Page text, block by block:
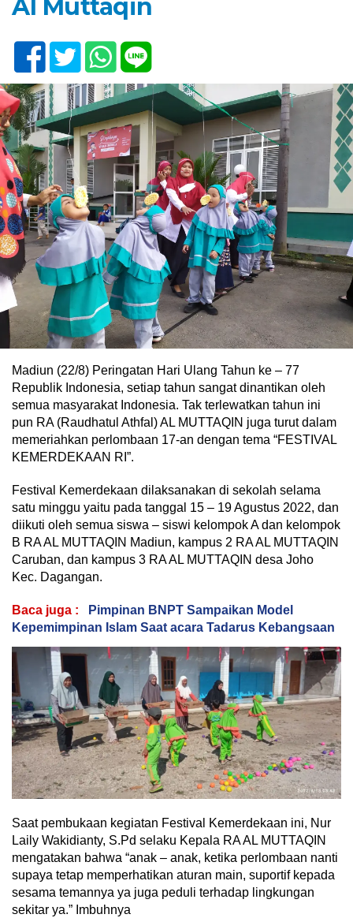
Al Muttaqin
Madiun (22/8) Peringatan Hari Ulang Tahun ke – 77
Republik Indonesia, setiap tahun sangat dinantikan oleh
semua masyarakat Indonesia. Tak terlewatkan tahun ini
pun RA (Raudhatul Athfal) AL MUTTAQIN juga turut dalam
memeriahkan perlombaan 17-an dengan tema “FESTIVAL
KEMERDEKAAN RI”.
Festival Kemerdekaan dilaksanakan di sekolah selama
satu minggu yaitu pada tanggal 15 – 19 Agustus 2022, dan
diikuti oleh semua siswa – siswi kelompok A dan kelompok
B RA AL MUTTAQIN Madiun, kampus 2 RA AL MUTTAQIN
Caruban, dan kampus 3 RA AL MUTTAQIN desa Joho
Kec. Dagangan.
Baca juga :
Pimpinan BNPT Sampaikan Model
Kepemimpinan Islam Saat acara Tadarus Kebangsaan
Saat pembukaan kegiatan Festival Kemerdekaan ini, Nur
Laily Wakidianty, S.Pd selaku Kepala RA AL MUTTAQIN
mengatakan bahwa “anak – anak, ketika perlombaan nanti
supaya tetap memperhatikan aturan main, suportif kepada
sesama temannya ya juga peduli terhadap lingkungan
sekitar ya.” Imbuhnya